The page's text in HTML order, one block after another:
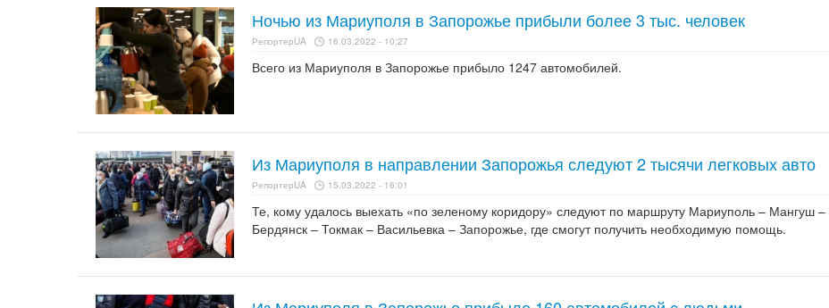
Ночью из Мариуполя в Запорожье прибыли более 3 тыс. человек
РепортерUA 16.03.2022 - 10:27
Всего из Мариуполя в Запорожье прибыло 1247 автомобилей.
Из Мариуполя в направлении Запорожья следуют 2 тысячи легковых авто
РепортерUA 15.03.2022 - 16:01
Те, кому удалось выехать «по зеленому коридору» следуют по маршруту Мариуполь – Мангуш –
Бердянск – Токмак – Васильевка – Запорожье, где смогут получить необходимую помощь.